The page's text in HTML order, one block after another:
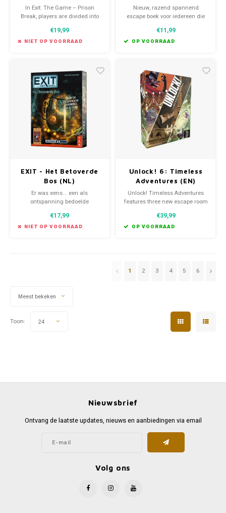
In Exit: The Game – Prison
Break, players are divided into
escape from prison
simultaneously.
€19,99
NIET OP VOORRAAD
de Grote Kluis - Ivan
Tapia
Nieuw, razend spannend
escape boek voor iedereen die
lezen houdt! Deel 2, los te lezen.
€11,99
OP VOORRAAD
EXIT - Het Betoverde
Bos (NL)
Er was eens... een als
ontspanning bedoelde
brug in het woud oversteekt,
verdwijnt die plotseling achter
€17,99
NIET OP VOORRAAD
Unlock! 6: Timeless
Adventures (EN)
Unlock! Timeless Adventures
features three new escape room
your tabletop.
€39,99
OP VOORRAAD
Meest bekeken
1 2 3 4 5 6
Toon: 24
Nieuwsbrief
Ontvang de laatste updates, nieuws en aanbiedingen via email
Volg ons